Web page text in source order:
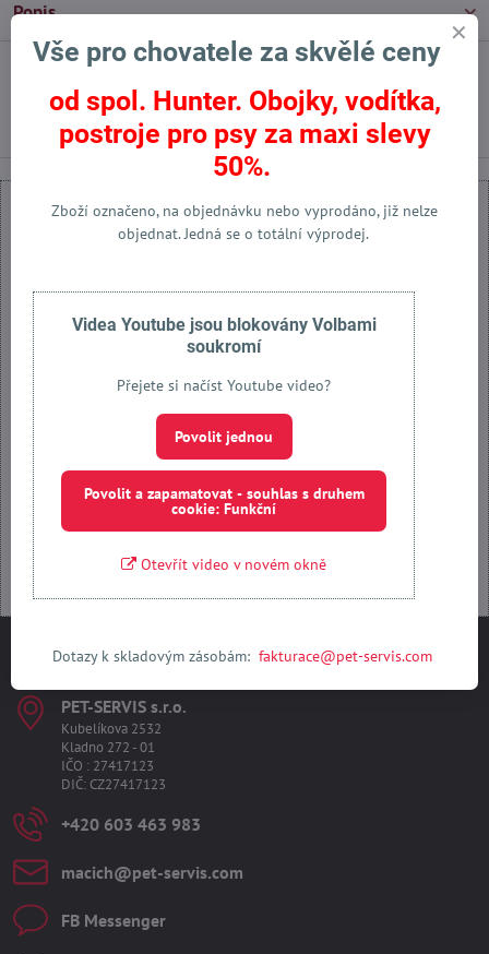
Popis
FacebookTwitter Bluesky PinterestReddit WhatsApp
E-
mail
Externí obsah je blokován Volbami soukromí
Přejete si načíst externí obsah?
Povolit jednou
Povolit a zapamatovat - souhlas s druhem cookie: Funkční
Otevřít obsah v novém okně
Kontakty
PET-SERVIS s​.r​.o​.
Kubelíkova 2532
Kladno 272 - 01
IČO : 27417123
DIČ: CZ27417123
+420 603 463 983
macich​@pet-servis​.com
FB Messenger
Vše pro chovatele za skvělé ceny
od spol. Hunter. Obojky, vodítka,
postroje pro psy za maxi slevy
50%.
Zboží označeno, na objednávku nebo vyprodáno, již nelze
objednat. Jedná se o totální výprodej.
Videa Youtube jsou blokovány Volbami
soukromí
Přejete si načíst Youtube video?
Povolit jednou
Povolit a zapamatovat - souhlas s druhem
cookie: Funkční
Otevřít video v novém okně
Dotazy k skladovým zásobám:fakturace@pet-servis.com